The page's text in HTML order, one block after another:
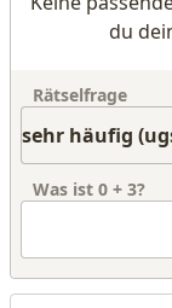
du
Rätselfrage
Was ist 0 + 3?